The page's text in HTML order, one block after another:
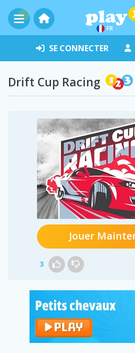
FR
SE CONNECTER
Drift Cup Racing
Jouer
3